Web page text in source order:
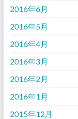
2016年6月
2016年5月
2016年4月
2016年3月
2016年2月
2016年1月
2015年12月